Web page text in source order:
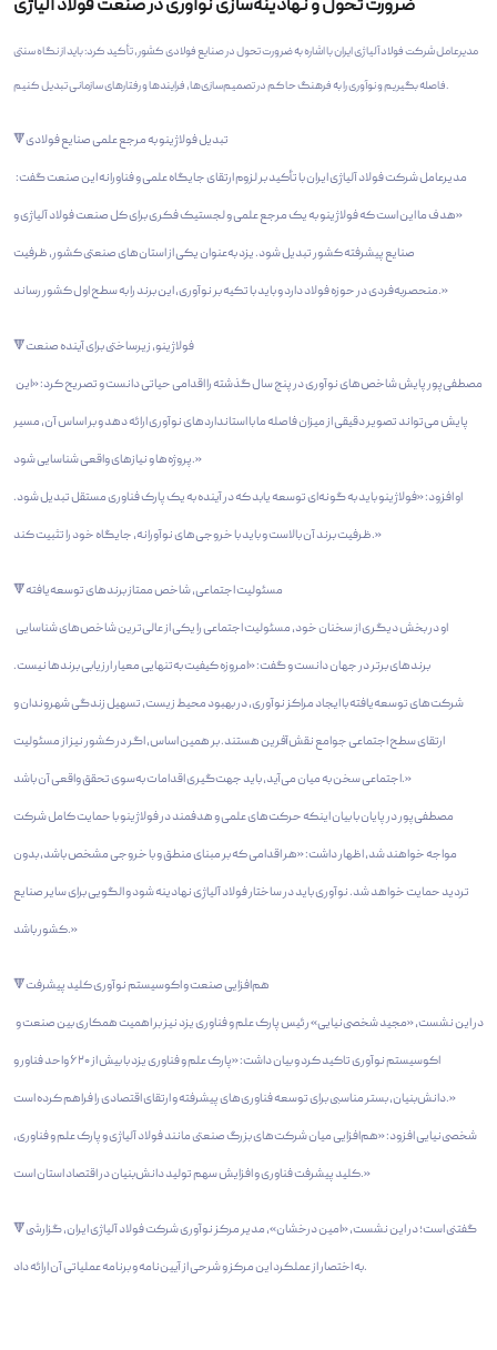
ضرورت تحول و نهادینه‌سازی نوآوری در صنعت فولاد آلیاژی
مدیرعامل شرکت فولاد آلیاژی ایران با اشاره به ضرورت تحول در صنایع فولادی کشور، تأکید کرد: باید از نگاه سنتی
فاصله بگیریم و نوآوری را به فرهنگ حاکم در تصمیم‌سازی‌ها، فرایندها و رفتارهای سازمانی تبدیل کنیم.
🔻تبدیل فولاژینو به مرجع علمی صنایع فولادی
«هدف ما این است که فولاژینو به یک مرجع علمی و لجستیک فکری برای کل صنعت فولاد آلیاژی و
صنایع پیشرفته کشور تبدیل شود. یزد به‌عنوان یکی از استان‌های صنعتی کشور، ظرفیت
منحصربه‌فردی در حوزه فولاد دارد و باید با تکیه بر نوآوری، این برند را به سطح اول کشور رساند.»
🔻فولاژینو، زیرساختی برای آینده صنعت
پایش می‌تواند تصویر دقیقی از میزان فاصله ما با استانداردهای نوآوری ارائه دهد و بر اساس آن، مسیر
پروژه‌ها و نیازهای واقعی شناسایی شود.»
او افزود: «فولاژینو باید به گونه‌ای توسعه یابد که در آینده به یک پارک فناوری مستقل تبدیل شود.
ظرفیت برند آن بالاست و باید با خروجی‌های نوآورانه، جایگاه خود را تثبیت کند.»
🔻مسئولیت اجتماعی، شاخص ممتاز برندهای توسعه‌یافته
برندهای برتر در جهان دانست و گفت: «امروزه کیفیت به‌تنهایی معیار ارزیابی برندها نیست.
شرکت‌های توسعه‌یافته با ایجاد مراکز نوآوری، در بهبود محیط زیست، تسهیل زندگی شهروندان و
ارتقای سطح اجتماعی جوامع نقش‌آفرین هستند. بر همین اساس، اگر در کشور نیز از مسئولیت
اجتماعی سخن به میان می‌آید، باید جهت‌گیری اقدامات به‌سوی تحقق واقعی آن باشد.»
مصطفی‌پور در پایان با بیان اینکه حرکت‌های علمی و هدفمند در فولاژینو با حمایت کامل شرکت
مواجه خواهند شد، اظهار داشت: «هر اقدامی که بر مبنای منطق و با خروجی مشخص باشد، بدون
تردید حمایت خواهد شد. نوآوری باید در ساختار فولاد آلیاژی نهادینه شود و الگویی برای سایر صنایع
کشور باشد.»
🔻هم‌افزایی صنعت و اکوسیستم نوآوری کلید پیشرفت
اکوسیستم نوآوری تاکید کرد و بیان داشت: «پارک علم و فناوری یزد با بیش از ۶۲۰ واحد فناور و
دانش‌بنیان، بستر مناسبی برای توسعه فناوری‌های پیشرفته و ارتقای اقتصادی را فراهم کرده است.»
شخصی‌نیایی افزود: «هم‌افزایی میان شرکت‌های بزرگ صنعتی مانند فولاد آلیاژی و پارک علم و فناوری،
کلید پیشرفت فناوری و افزایش سهم تولید دانش‌بنیان در اقتصاد استان است.»
🔻گفتنی است؛ در این نشست، «امین درخشان»، مدیر مرکز نوآوری شرکت فولاد آلیاژی ایران، گزارشی
به اختصار از عملکرد این مرکز و شرحی از آیین‌نامه و برنامه عملیاتی آن ارائه داد.